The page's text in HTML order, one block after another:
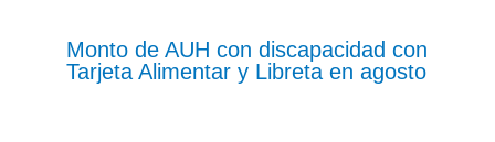
Monto de AUH con discapacidad con
Tarjeta Alimentar y Libreta en agosto